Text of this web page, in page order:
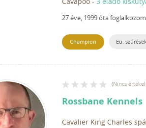
27 éve, 1999 óta
Champion Eü.
(Nincs
Rossbane Kennels
Cavalier King Charles